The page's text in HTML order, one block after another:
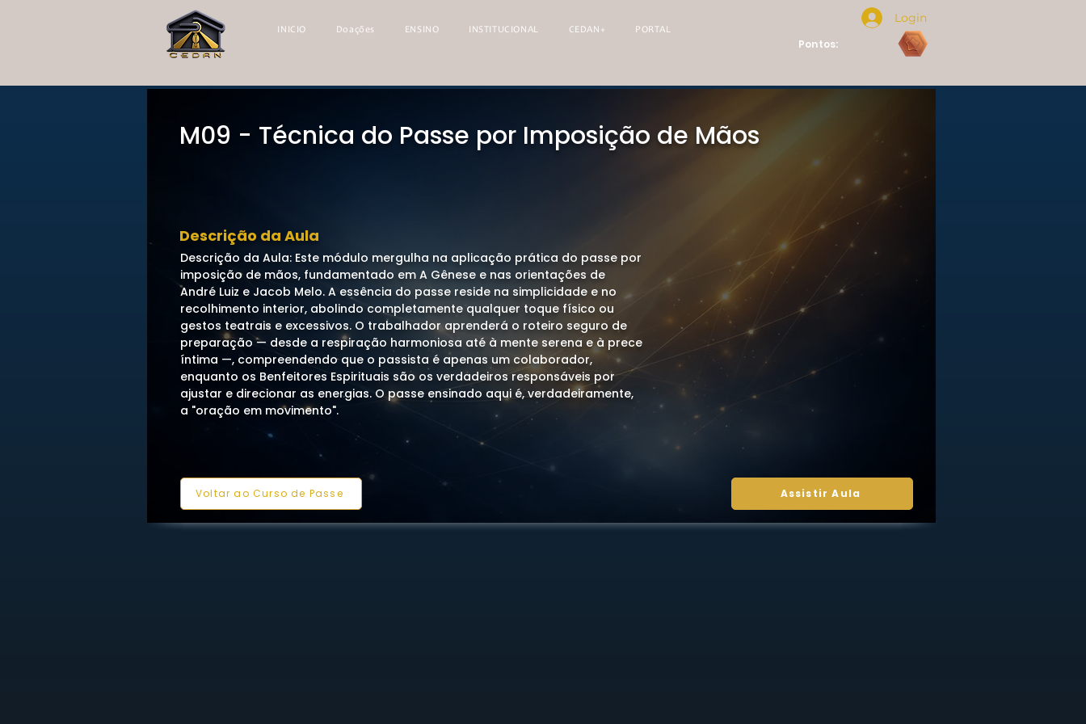
INICIO Doações ENSINO INSTITUCIONAL CEDAN+ PORTAL
Login
Pontos:
M09 - Técnica do Passe por Imposição de Mãos
Descrição da Aula
Descrição da Aula: Este módulo mergulha na aplicação prática do passe por
imposição de mãos, fundamentado em A Gênese e nas orientações de
André Luiz e Jacob Melo. A essência do passe reside na simplicidade e no
recolhimento interior, abolindo completamente qualquer toque físico ou
gestos teatrais e excessivos. O trabalhador aprenderá o roteiro seguro de
preparação — desde a respiração harmoniosa até à mente serena e à prece
íntima —, compreendendo que o passista é apenas um colaborador,
enquanto os Benfeitores Espirituais são os verdadeiros responsáveis por
ajustar e direcionar as energias. O passe ensinado aqui é, verdadeiramente,
a "oração em movimento".
Voltar ao Curso de Passe Assistir Aula